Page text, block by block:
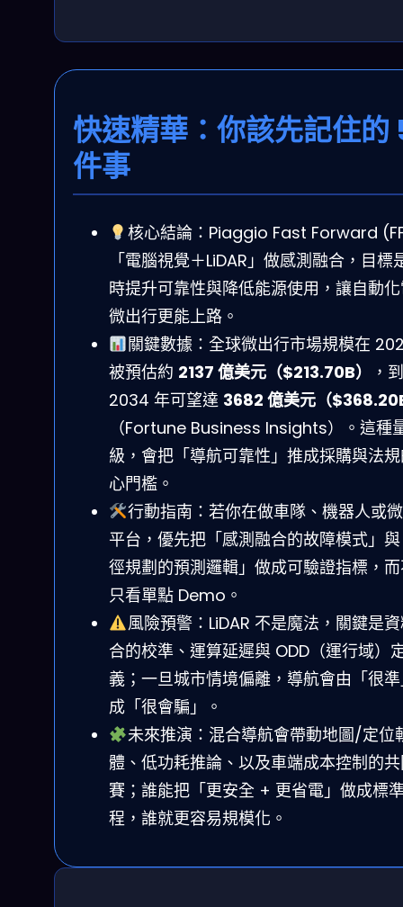
快速精華：你該先記住的
件事
核心結論：Piaggio Fast Forward
「電腦視覺＋LiDAR」做感測融合，目標
時提升可靠性與降低能源使用，讓自動
微出行更能上路。
關鍵數據：全球微出行市場規模在
被預估約 2137 億美元（$213.70B）
，到
2034 年可望達 3682 億美元（
（Fortune Business Insights）。這種
級，會把「導航可靠性」推成採購與法
心門檻。
行動指南：若你在做車隊、機器人或
平台，優先把「感測融合的故障模式」
徑規劃的預測邏輯」做成可驗證指標，
只看單點 Demo。
風險預警：LiDAR 不是魔法，關鍵是
合的校準、運算延遲與 ODD（運行域）
義；一旦城市情境偏離，導航會由「很
成「很會騙」。
未來推演：混合導航會帶動地圖/定位
體、低功耗推論、以及車端成本控制的
賽；誰能把「更安全 + 更省電」做成標
程，誰就更容易規模化。